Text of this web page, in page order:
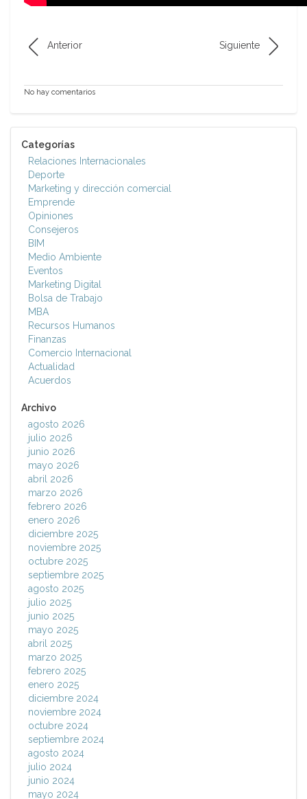
Anterior Siguiente
No hay comentarios
Categorías
Relaciones Internacionales
Deporte
Marketing y dirección comercial
Emprende
Opiniones
Consejeros
BIM
Medio Ambiente
Eventos
Marketing Digital
Bolsa de Trabajo
MBA
Recursos Humanos
Finanzas
Comercio Internacional
Actualidad
Acuerdos
Archivo
agosto 2026
julio 2026
junio 2026
mayo 2026
abril 2026
marzo 2026
febrero 2026
enero 2026
diciembre 2025
noviembre 2025
octubre 2025
septiembre 2025
agosto 2025
julio 2025
junio 2025
mayo 2025
abril 2025
marzo 2025
febrero 2025
enero 2025
diciembre 2024
noviembre 2024
octubre 2024
septiembre 2024
agosto 2024
julio 2024
junio 2024
mayo 2024